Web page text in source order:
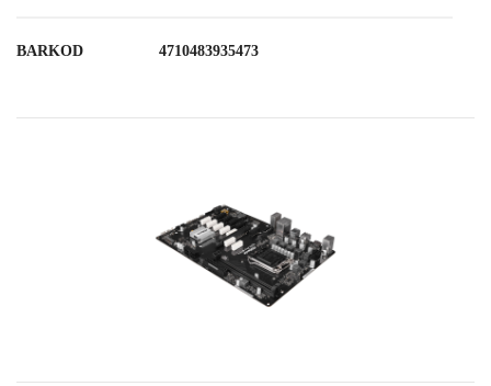
BARKOD 4710483935473